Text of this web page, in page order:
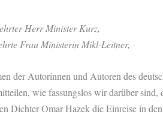
Herr Minister Kurz,
Frau Ministerin Mikl-Leitner,
der Autorinnen und Autoren des
wie fassungslos wir darüber sind,
Dichter Omar Hazek die Einreise in